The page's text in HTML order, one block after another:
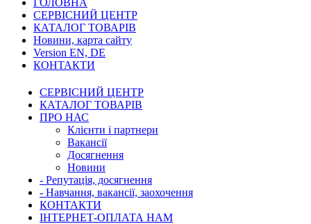
СЕРВІСНИЙ ЦЕНТР
КАТАЛОГ ТОВАРІВ
Новини, карта сайту
Version EN, DE
КОНТАКТИ
СЕРВІСНИЙ ЦЕНТР
КАТАЛОГ ТОВАРІВ
ПРО НАС
Клієнти і партнери
Вакансії
Досягнення
Новини
- Репутація, досягнення
- Навчання, вакансії, заохочення
КОНТАКТИ
ІНТЕРНЕТ-ОПЛАТА НАМ